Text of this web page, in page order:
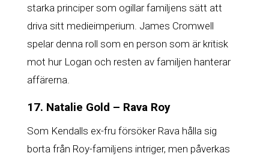
starka principer som ogillar familjens sätt att
driva sitt medieimperium. James Cromwell
spelar denna roll som en person som är kritisk
mot hur Logan och resten av familjen hanterar
affärerna.
17. Natalie Gold – Rava Roy
Som Kendalls ex-fru försöker Rava hålla sig
borta från Roy-familjens intriger, men påverkas